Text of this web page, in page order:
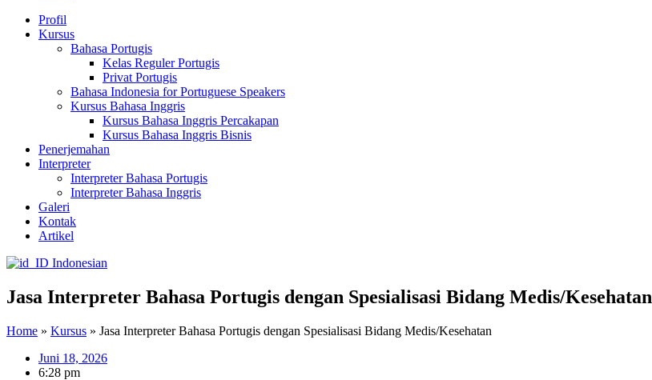
Profil
Kursus
Bahasa Portugis
Kelas Reguler Portugis
Privat Portugis
Bahasa Indonesia for Portuguese Speakers
Kursus Bahasa Inggris
Kursus Bahasa Inggris Percakapan
Kursus Bahasa Inggris Bisnis
Penerjemahan
Interpreter
Interpreter Bahasa Portugis
Interpreter Bahasa Inggris
Galeri
Kontak
Artikel
Indonesian
Jasa Interpreter Bahasa Portugis dengan Spesialisasi Bidang Medis/Kesehatan
Home » Kursus » Jasa Interpreter Bahasa Portugis dengan Spesialisasi Bidang Medis/Kesehatan
Juni 18, 2026
6:28 pm